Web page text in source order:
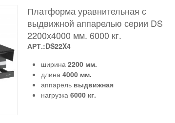
Платформа уравнительная с
выдвижной аппарелью серии DS
2200х4000 мм. 6000 кг.
АРТ.:DS22X4
ширина 2200 мм.
длина 4000 мм.
аппарельвыдвижная
нагрузка 6000 кг.